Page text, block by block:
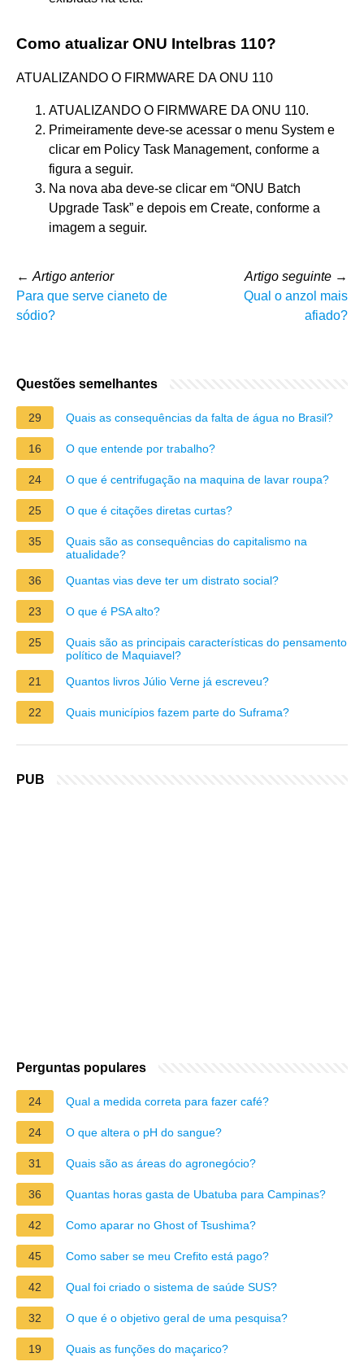
Como atualizar ONU Intelbras 110?
ATUALIZANDO O FIRMWARE DA ONU 110
ATUALIZANDO O FIRMWARE DA ONU 110.
Primeiramente deve-se acessar o menu System e
clicar em Policy Task Management, conforme a
figura a seguir.
Na nova aba deve-se clicar em “ONU Batch
Upgrade Task” e depois em Create, conforme a
imagem a seguir.
← Artigo anterior
Para que serve cianeto de
sódio?
Artigo seguinte →
Qual o anzol mais
afiado?
Questões semelhantes
29 Quais as consequências da falta de água no Brasil?
16 O que entende por trabalho?
24 O que é centrifugação na maquina de lavar roupa?
25 O que é citações diretas curtas?
35
Quais são as consequências do capitalismo na
atualidade?
36
Quantas vias deve ter um distrato social?
23 O que é PSA alto?
25
Quais são as principais características do pensamento
político de Maquiavel?
21
Quantos livros Júlio Verne já escreveu?
22 Quais municípios fazem parte do Suframa?
PUB
Perguntas populares
24 Qual a medida correta para fazer café?
24 O que altera o pH do sangue?
31 Quais são as áreas do agronegócio?
36 Quantas horas gasta de Ubatuba para Campinas?
42 Como aparar no Ghost of Tsushima?
45 Como saber se meu Crefito está pago?
42 Qual foi criado o sistema de saúde SUS?
32 O que é o objetivo geral de uma pesquisa?
19 Quais as funções do maçarico?